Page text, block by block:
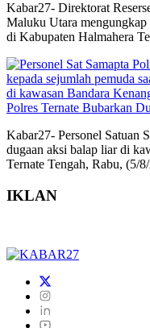
Kabar27- Direktorat
Maluku Utara mengungkap
di Kabupaten Halmahera
Polres Ternate Bubarkan
Kabar27- Personel Satuan
dugaan aksi balap liar di
Ternate Tengah, Rabu, (5/
IKLAN